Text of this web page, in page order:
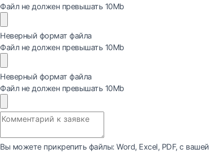
Файл не должен превышать 10Mb
Неверный формат файла
Файл не должен превышать 10Mb
Неверный формат файла
Файл не должен превышать 10Mb
Вы можете прикрепить файлы: Word, Exсel, PDF, с вашей